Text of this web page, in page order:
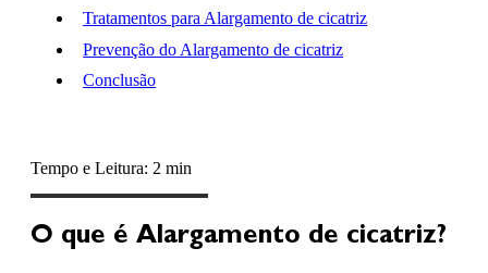
atendimento@drademirpelizzarijr.com.br
Whatsapp
Tratamentos para Alargamento de cicatriz
Prevenção do Alargamento de cicatriz
Conclusão
Tempo e Leitura: 2 min
O que é Alargamento de cicatriz?